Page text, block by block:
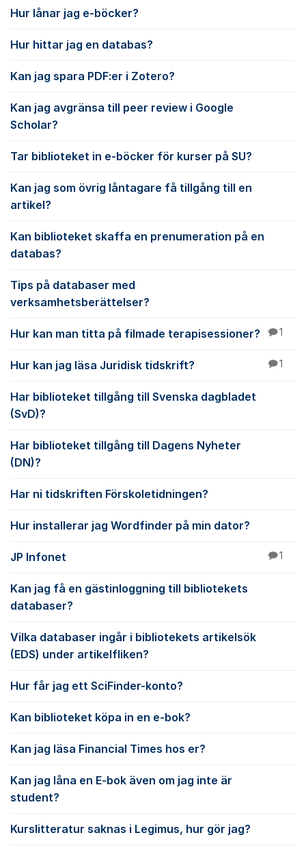
Hur lånar jag e-böcker?
Hur hittar jag en databas?
Kan jag spara PDF:er i Zotero?
Kan jag avgränsa till peer review i Google
Scholar?
Tar biblioteket in e-böcker för kurser på SU?
Kan jag som övrig låntagare få tillgång till en
artikel?
Kan biblioteket skaffa en prenumeration på en
databas?
Tips på databaser med
verksamhetsberättelser?
Hur kan man titta på filmade terapisessioner? 1
Hur kan jag läsa Juridisk tidskrift? 1
Har biblioteket tillgång till Svenska dagbladet
(SvD)?
Har biblioteket tillgång till Dagens Nyheter
(DN)?
Har ni tidskriften Förskoletidningen?
Hur installerar jag Wordfinder på min dator?
JP Infonet 1
Kan jag få en gästinloggning till bibliotekets
databaser?
Vilka databaser ingår i bibliotekets artikelsök
(EDS) under artikelfliken?
Hur får jag ett SciFinder-konto?
Kan biblioteket köpa in en e-bok?
Kan jag läsa Financial Times hos er?
Kan jag låna en E-bok även om jag inte är
student?
Kurslitteratur saknas i Legimus, hur gör jag?